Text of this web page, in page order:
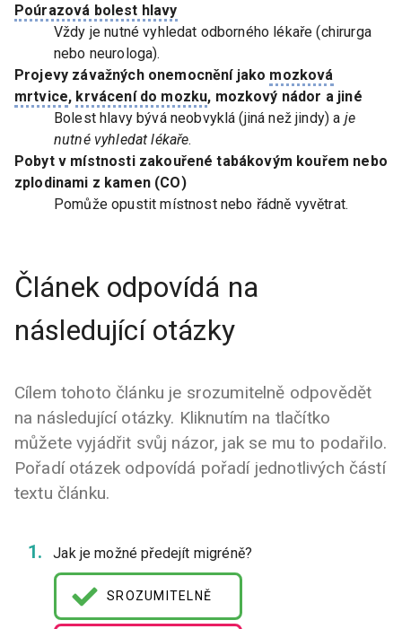
Poúrazová bolest hlavy
Vždy je nutné vyhledat odborného lékaře (chirurga
nebo neurologa).
Projevy závažných onemocnění jako mozková
mrtvice, krvácení do mozku, mozkový nádor a jiné
Bolest hlavy bývá neobvyklá (jiná než jindy) a je
nutné vyhledat lékaře.
Pobyt v místnosti zakouřené tabákovým kouřem nebo
zplodinami z kamen (CO)
Pomůže opustit místnost nebo řádně vyvětrat.
Článek odpovídá na
následující otázky
Cílem tohoto článku je srozumitelně odpovědět
na následující otázky. Kliknutím na tlačítko
můžete vyjádřit svůj názor, jak se mu to podařilo.
Pořadí otázek odpovídá pořadí jednotlivých částí
textu článku.
Jak je možné předejít migréně?
SROZUMITELNĚ